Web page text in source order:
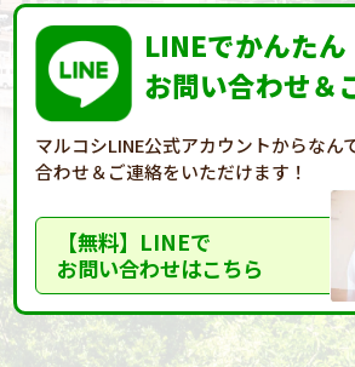
LINEでかんたん
お問い合わせ＆
マルコシLINE公式アカウントからなん
合わせ＆ご連絡をいただけます！
【無料】LINEで
お問い合わせはこちら